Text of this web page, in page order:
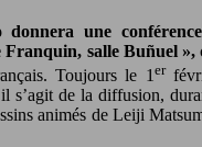
donnera une
Franquin, salle Buñuel »,
Toujours le 1 er
s’agit de la diffusion,
animés de Leiji